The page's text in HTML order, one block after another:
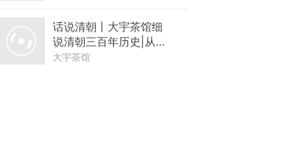
话说清朝丨大宇茶馆细
说清朝三百年历史|从努
尔哈赤到末代皇帝溥仪|
大宇茶馆